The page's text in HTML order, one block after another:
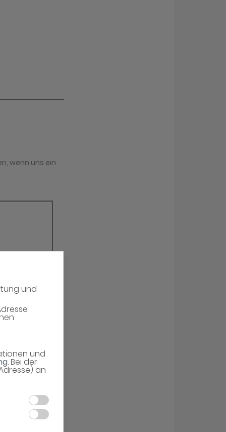
und
und
. Bei der
an